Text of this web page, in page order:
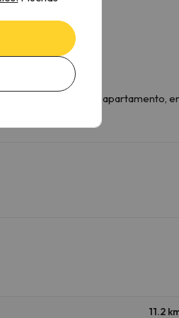
tras revisar el apartamento,
11.2